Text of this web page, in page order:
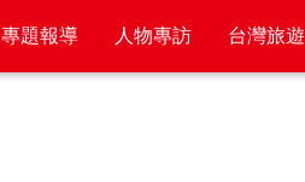
專題報導 人物專訪 台灣旅遊